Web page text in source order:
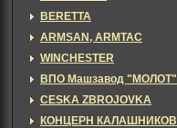
BERETTA
ARMSAN, ARMTAC
WINCHESTER
ВПО Машзавод "МОЛОТ"
CESKA ZBROJOVKA
КОНЦЕРН КАЛАШНИКОВ